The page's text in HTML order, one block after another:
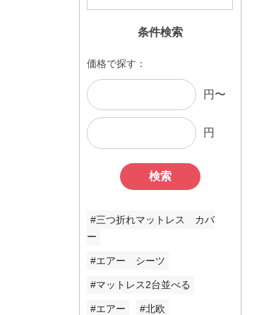
条件検索
価格で探す：
円〜
円
検索
#三つ折れマットレス カバ
ー
#エアー シーツ
#マットレス2台並べる
#エアー #北欧